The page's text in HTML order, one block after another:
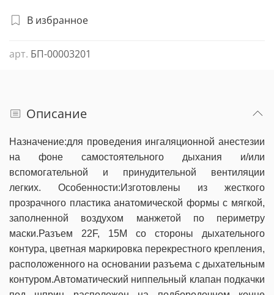
В избранное
арт. БП-00003201
Описание
Назначение:для проведения ингаляционной анестезии
на фоне самостоятельного дыхания и/или
вспомогательной и принудительной вентиляции
легких. Особенности:Изготовлены из жесткого
прозрачного пластика анатомической формы с мягкой,
заполненной воздухом манжетой по периметру
маски.Разъем 22F, 15М со стороны дыхательного
контура, цветная маркировка перекрестного крепления,
расположенного на основании разъема с дыхательным
контуром.Автоматический ниппельный клапан подкачки